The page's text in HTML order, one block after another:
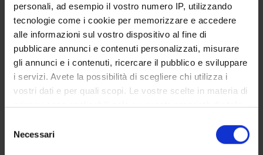
personali, ad esempio il vostro numero IP, utilizzando
tecnologie come i cookie per memorizzare e accedere
alle informazioni sul vostro dispositivo al fine di
pubblicare annunci e contenuti personalizzati, misurare
gli annunci e i contenuti, ricercare il pubblico e sviluppare
i servizi. Avete la possibilità di scegliere chi utilizza i
vostri dati e per quali scopi. Le vostre scelte in materia di
privacy sono applicabili solo su questa proprietà digitale
modificare o revocare il proprio consenso in qualsiasi
momento dalla Dichiarazione sui cookie o facendo clic
delNecessari
ATTIVITÀ
AREE DI RICERCA
DOTTORATI DI RICERCA
STRUTTURE